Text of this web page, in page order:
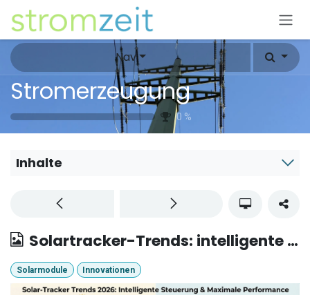
Zum Inhalt springen
Nav
Stromerzeugung
0 %
Inhalte
Solartracker-Trends: intelligente Steuerung und maximale Performance.
Solarmodule Innovationen